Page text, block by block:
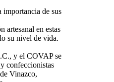
de sus
artesanal en estas
su nivel de vida.
y el COVAP se
confeccionistas
Vinazco,